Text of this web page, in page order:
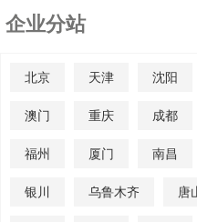
企业分站
北京 天津 沈阳
澳门 重庆 成都
福州 厦门 南昌
银川 乌鲁木齐 唐